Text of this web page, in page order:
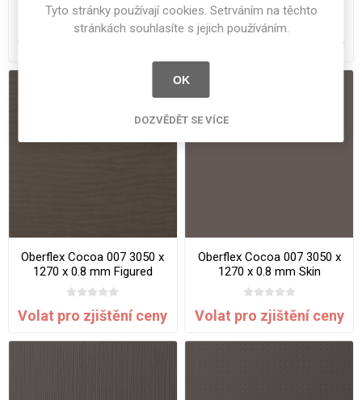
Volat pro zjištění ceny Volat pro zjištění ceny
Oberflex Cocoa 007 3050 x
1270 x 0.8 mm Figured
Volat pro zjištění ceny
Oberflex Cocoa 007 3050 x
1270 x 0.8 mm Skin
Volat pro zjištění ceny
Tyto stránky používají cookies. Setrváním na těchto
stránkách souhlasíte s jejich používáním.
OK
DOZVĚDĚT SE VÍCE